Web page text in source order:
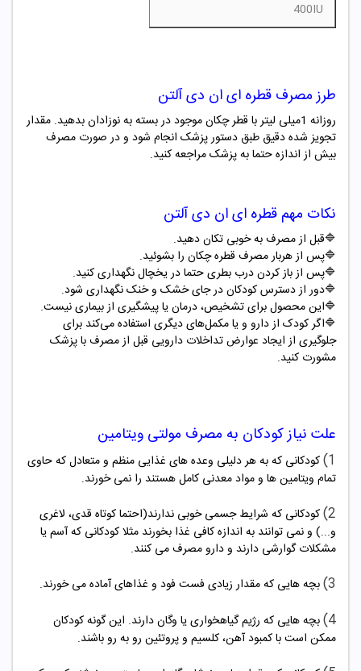
طرز مصرف قطره ای ان دی آلتن
روزانه 1میلی لیتر با قطر چکان موجود در بسته به نوزادان بدهید. مقدار
تجویز شده دقیق طبق دستور پزشک انجام شود و در صورت مصرف
بیش از اندازه حتما به پزشک مراجعه کنید.
نکات مهم قطره ای ان دی آلتن
🔷قبل از مصرف به خوبی تکان دهید.
🔷پس از هربار مصرف قطره چکان را بشوئید.
🔷پس از باز کردن درب بطری حتما در یخچال نگهداری کنید.
🔷دور از دسترس کودکان در جای خشک و خنک نگهداری شود.
🔷این محصول برای تشخیص، درمان یا پیشگیری از بیماری نیست.
🔷اگر کودک از دارو و یا مکمل‌های دیگری استفاده می‌کند برای
جلوگیری از ایجاد عوارض تداخلات دارویی قبل از مصرف با پزشک
مشورت کنید.
علت نیاز کودکان به مصرف مولتی ویتامین
1) کودکانی که به هر دلیلی وعده های غذایی منظم و متعادل که حاوی
تمام ویتامین ها و مواد معدنی کامل هستند را نمی خورند.
2) کودکانی که شرایط جسمی خوبی ندارند(احتما کوتاه قدی، لاغری
و...) و نمی توانند به اندازه کافی غذا بخورند مثلا کودکانی که آسم یا
مشکلات گوارشی دارند و دارو مصرف می کنند.
3) بچه هایی که مقدار زیادی فست فود و غذاهای آماده می خورند.
4) بچه هایی که رژیم گیاهخواری یا وگان دارند. این گونه کودکان
ممکن است با کمبود آهن، کلسیم و پروتئین رو به رو باشند.